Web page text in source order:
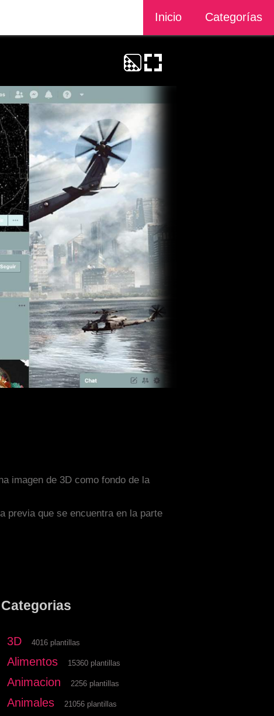
Inicio Categorías
imagen de 3D como fondo de la
previa que se encuentra en la parte
Categorias
3D 4016 plantillas
Alimentos 15360 plantillas
Animacion 2256 plantillas
Animales 21056 plantillas